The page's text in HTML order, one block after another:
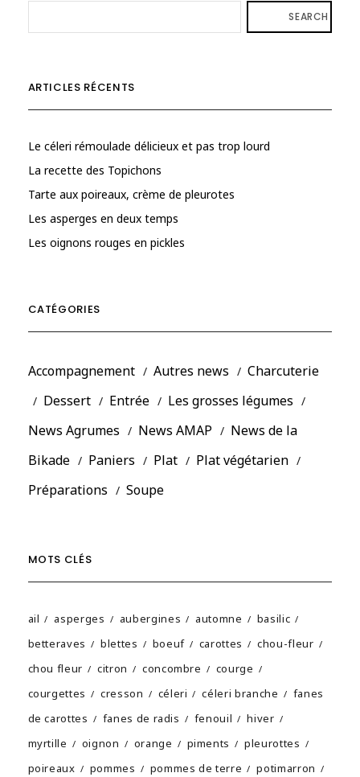
SEARCH
ARTICLES RÉCENTS
Le céleri rémoulade délicieux et pas trop lourd
La recette des Topichons
Tarte aux poireaux, crème de pleurotes
Les asperges en deux temps
Les oignons rouges en pickles
CATÉGORIES
Accompagnement Autres news
Charcuterie
Dessert
Entrée
Les grosses légumes
News Agrumes
News AMAP
News de la
Bikade
Paniers Plat
Plat végétarien
Préparations
Soupe
MOTS CLÉS
ail asperges aubergines automne
basilic
betteraves
blettes boeuf carottes
chou-fleur
chou fleur
citron concombre
courge
courgettes
cresson céleri céleri branche
fanes
de carottes
fanes de radis fenouil
hiver
myrtille
oignon orange piments
pleurottes
poireaux
pommes pommes de terre potimarron